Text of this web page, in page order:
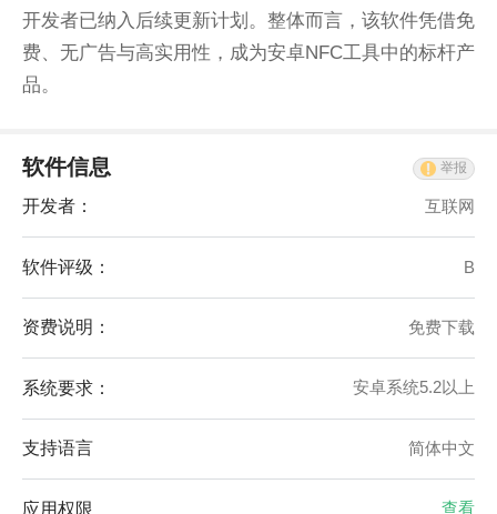
开发者已纳入后续更新计划。整体而言，该软件凭借免
费、无广告与高实用性，成为安卓NFC工具中的标杆产
品。
软件信息 举报
开发者： 互联网
软件评级： B
资费说明： 免费下载
系统要求： 安卓系统5.2以上
支持语言 简体中文
应用权限 查看